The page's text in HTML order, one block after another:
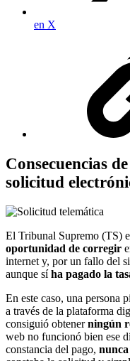
en X
Consecuencias
solicitud
El Tribunal Supremo (TS)
oportunidad de corregir
internet y, por un fallo del
aunque síha pagado la
En este caso, una persona
a través de la plataforma
consiguió obtenerningún
web no funcionó bien ese
constancia del pago,